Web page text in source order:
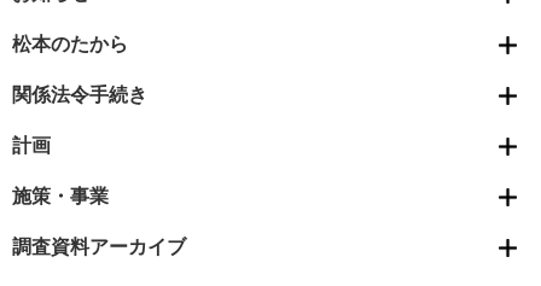
松本のたから
関係法令手続き
計画
施策・事業
調査資料アーカイブ